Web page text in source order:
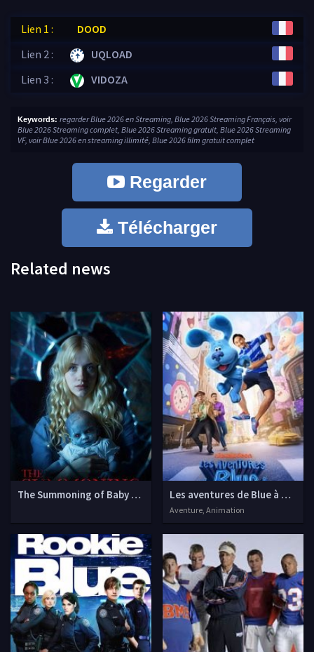
Lien 1 :
DOOD
Lien 2 :
UQLOAD
Lien 3 :
VIDOZA
Keywords: regarder Blue 2026 en Streaming, Blue 2026 Streaming Français, voir
Blue 2026 Streaming complet, Blue 2026 Streaming gratuit, Blue 2026 Streaming
VF, voir Blue 2026 en streaming illimité, Blue 2026 film gratuit complet
Regarder
Télécharger
Related news
The Summoning of Baby Blue Les aventures de Blue à New
Aventure, Animation